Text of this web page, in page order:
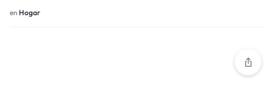
en Hogar